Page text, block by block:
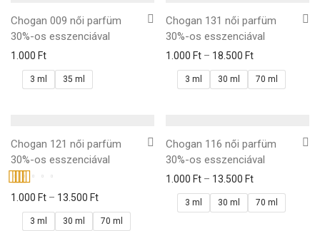
Chogan 009 női parfüm
30%-os esszenciával
1.000 Ft
3 ml 35 ml
Chogan 131 női parfüm
30%-os esszenciával
1.000 Ft – 18.500 Ft
3 ml 30 ml 70 ml
Chogan 121 női parfüm
30%-os esszenciával
Értékelés:
5.00/ 5
1.000 Ft – 13.500 Ft
3 ml 30 ml 70 ml
Chogan 116 női parfüm
30%-os esszenciával
1.000 Ft – 13.500 Ft
3 ml 30 ml 70 ml